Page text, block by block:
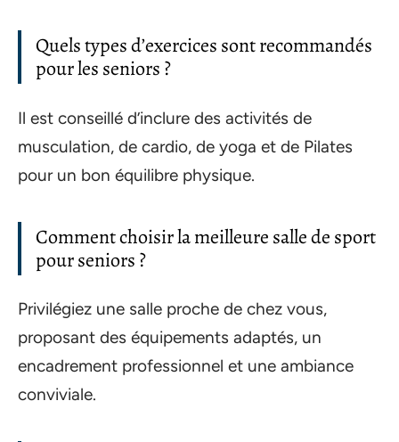
Quels types d’exercices sont recommandés
pour les seniors ?
Il est conseillé d’inclure des activités de
musculation, de cardio, de yoga et de Pilates
pour un bon équilibre physique.
Comment choisir la meilleure salle de sport
pour seniors ?
Privilégiez une salle proche de chez vous,
proposant des équipements adaptés, un
encadrement professionnel et une ambiance
conviviale.